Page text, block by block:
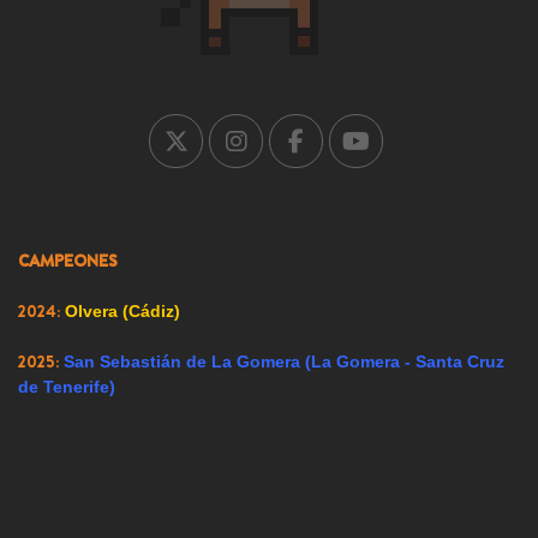
CAMPEONES
Ricote (Murcia)
Ador (Valencia)
2023:Alfacar (Granada)
2024: Olvera (Cádiz)
2025: San Sebastián de La Gomera (La Gomera - Santa Cruz
de Tenerife)